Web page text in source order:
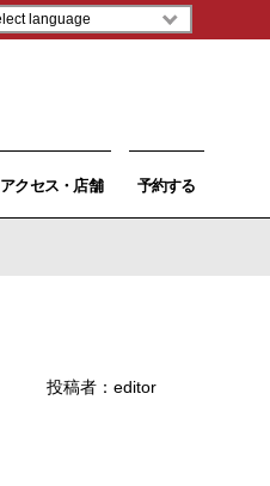
アクセス・店舗 予約する
投稿者： editor